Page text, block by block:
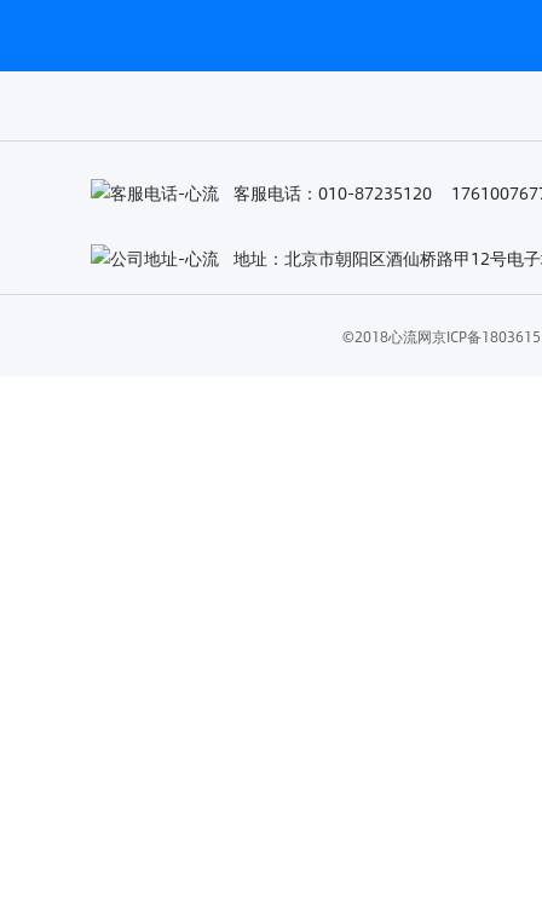
客服电话：010-87235120
地址：北京市朝阳区酒仙桥路甲12号电
©2018心流网京ICP备